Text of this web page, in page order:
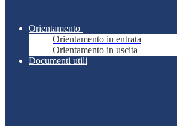
Orientamento
Orientamento in entrata
Orientamento in uscita
Documenti utili